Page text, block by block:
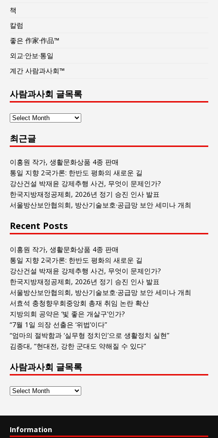
책
칼럼
좋은 作家·作品™
외교·안보·통일
계간 사람과사회™
사람과사회 글목록
사
과
사
회
글
목
록
최근글
이홍원 작가, 생활문화상품 4종 판매
통일 지향 2국가론: 한반도 평화의 새로운 길
강산건설 박재윤 강제추행 사건, 무엇이 문제인가?
한국지방재정공제회, 2026년 정기 승진 인사 발표
서울방산보안협의회, 방산기술보호·공급망 보안 세미나 개최
Recent Posts
이홍원 작가, 생활문화상품 4종 판매
통일 지향 2국가론: 한반도 평화의 새로운 길
강산건설 박재윤 강제추행 사건, 무엇이 문제인가?
한국지방재정공제회, 2026년 정기 승진 인사 발표
서울방산보안협의회, 방산기술보호·공급망 보안 세미나 개최
서효석 충청향우회중앙회 총재 취임 논란 확산
지방의회 공약은 ‘빛 좋은 개살구’인가?
“7월 1일 의장 선출은 ‘위법’이다”
“엄마의 절박함과 ‘실무형 정치인’으로 생활정치 실현”
김종대, “현대전, 강한 군대도 약해질 수 있다”
사람과사회 글목록
사
회
Information